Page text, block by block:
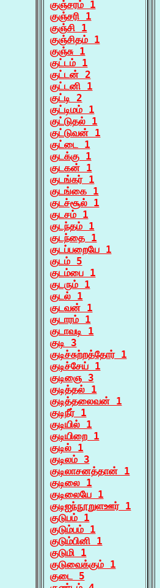
குஞ்சரம் 1
குஞ்சரி 1
குஞ்சி 1
குஞ்சிதம் 1
குஞ்சு 1
குட்டம் 1
குட்டன் 2
குட்டனி 1
குட்டி 2
குட்டிமம் 1
குட்டுதல் 1
குட்டுவன் 1
குட்டை 1
குடக்கு 1
குடகன் 1
குடங்கர் 1
குடங்கை 1
குடச்சூல் 1
குடசம் 1
குடந்தம் 1
குடந்தை 1
குடப்பறையே 1
குடம் 5
குடம்பை 1
குடரும் 1
குடல் 1
குடவன் 1
குடாரம் 1
குடாவடி 1
குடி 3
குடிச்சுற்றத்தோர் 1
குடிச்சேய் 1
குடிஞை 3
குடித்தல் 1
குடித்தலைவன் 1
குடிநீர் 1
குடியில் 1
குடியிறை 1
குடில் 1
குடிலம் 3
குடிலாசனத்தான் 1
குடிலை 1
குடிலையே 1
குடிஐந்நூறுளஊர் 1
குடுபம் 1
குடும்பம் 1
குடும்பினி 1
குடுமி 1
குடுவைக்கும் 1
குடை 5